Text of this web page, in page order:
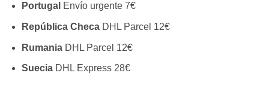
Portugal Envío urgente 7€
República ChecaDHL Parcel 12€
RumaniaDHL Parcel 12€
SueciaDHL Express 28€